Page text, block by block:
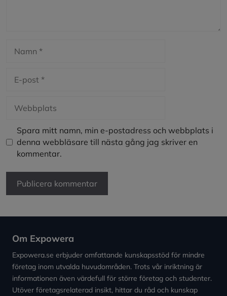
post
Spara mitt namn, min e-postadress och webbplats i
denna webbläsare till nästa gång jag skriver en
kommentar.
Om Expowera
Expowera.se erbjuder omfattande kunskapsstöd för mindre
företag inom utvalda huvudområden. Trots vår inriktning är
informationen även värdefull för större företag och studenter.
Utöver företagsrelaterad insikt, hittar du råd och kunskap